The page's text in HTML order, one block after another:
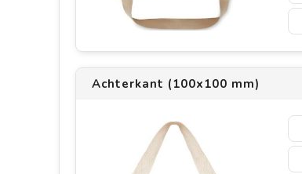
Achterkant (100x100 mm)